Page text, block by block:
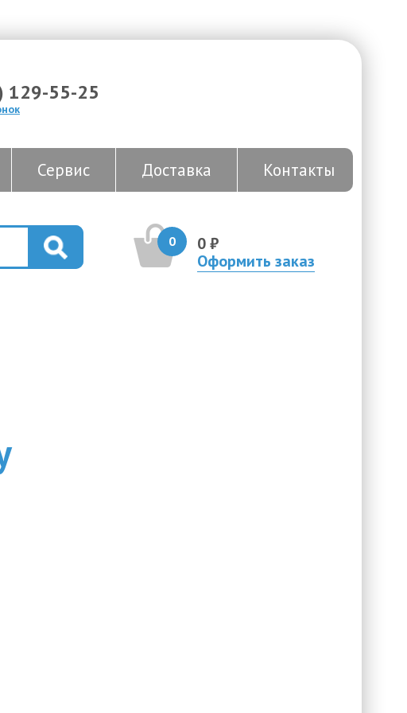
129-55-25
Сервис Доставка Контакты
0
0 ₽
Оформить заказ